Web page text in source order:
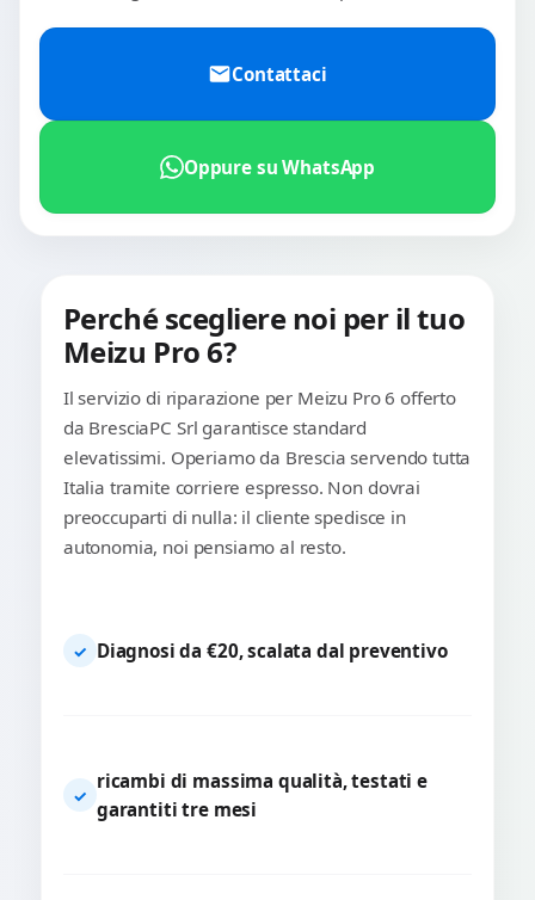
Contattaci
Oppure su WhatsApp
Perché scegliere noi per il tuo
Meizu Pro 6?
Il servizio di riparazione per Meizu Pro 6 offerto
da BresciaPC Srl garantisce standard
elevatissimi. Operiamo da Brescia servendo tutta
Italia tramite corriere espresso. Non dovrai
preoccuparti di nulla: il cliente spedisce in
autonomia, noi pensiamo al resto.
✓ Diagnosi da €20, scalata dal preventivo
✓
ricambi di massima qualità, testati e
garantiti tre mesi